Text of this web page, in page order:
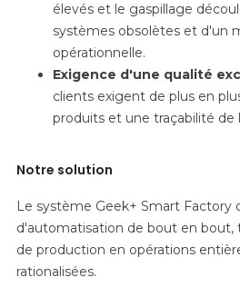
élevés et le gaspillage
systèmes obsolètes et d'un
opérationnelle.
Exigence d'une qualité
clients exigent de plus en
produits et une traçabilité de
Notre solution
Le système Geek+ Smart Factory
d'automatisation de bout en bout,
de production en opérations
rationalisées.